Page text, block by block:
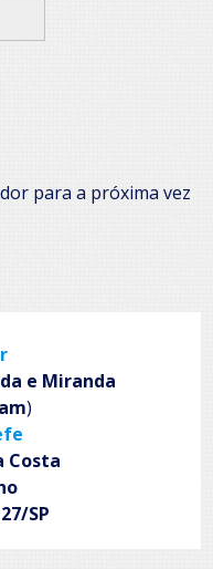
para a próxima vez
e Miranda
)
Costa
SP